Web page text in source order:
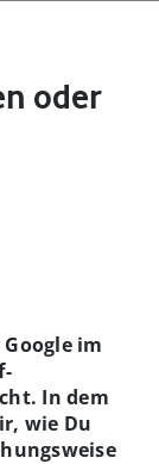
oder
im
In dem
wie Du